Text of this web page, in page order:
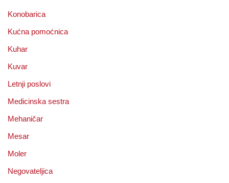
Konobarica
Kućna pomoćnica
Kuhar
Kuvar
Letnji poslovi
Medicinska sestra
Mehaničar
Mesar
Moler
Negovateljica